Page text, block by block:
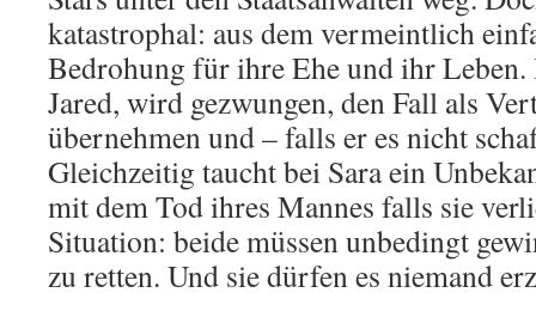
katastrophal: aus dem vermeintlich
Bedrohung für ihre Ehe und ihr
Jared, wird gezwungen, den Fall als
übernehmen und – falls er es nicht
Gleichzeitig taucht bei Sara ein
mit dem Tod ihres Mannes falls sie
Situation: beide müssen unbedingt
zu retten. Und sie dürfen es niemand